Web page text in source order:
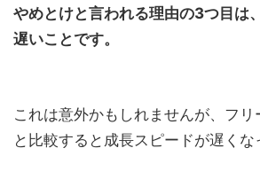
やめとけと言われる理由の3つ目は
遅いことです。
これは意外かもしれませんが、フリ
と比較すると成長スピードが遅くな